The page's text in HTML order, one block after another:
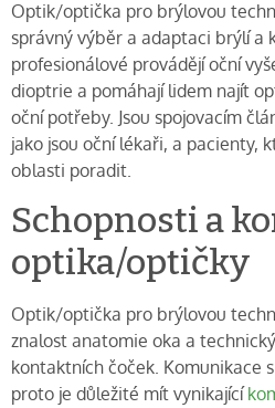
Optik/optička pro brýlovou
správný výběr a adaptaci brýlí a
profesionálové provádějí oční
dioptrie a pomáhají lidem najít
oční potřeby. Jsou spojovacím
jako jsou oční lékaři, a pacienty,
oblasti poradit.
Schopnosti a
optika/optičky
Optik/optička pro brýlovou
znalost anatomie oka a
kontaktních čoček. Komunikace
proto je důležité mít vynikající